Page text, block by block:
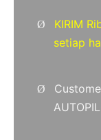
Ø
KIRIM
setiap
Ø